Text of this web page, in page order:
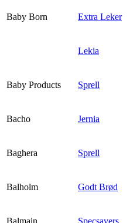
Baby Born Extra Leker
Lekia
Baby Products Sprell
Bacho Jernia
Baghera Sprell
Balholm Godt Brød
Balmain Specsavers